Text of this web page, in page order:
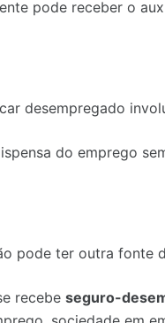
pode receber o
desempregado
do emprego
pode ter outra fonte
recebe seguro-